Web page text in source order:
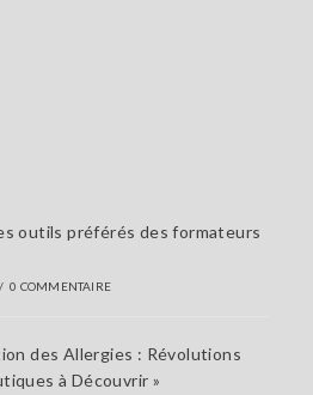
outils préférés des formateurs
/ 0 COMMENTAIRE
des Allergies : Révolutions
à Découvrir »